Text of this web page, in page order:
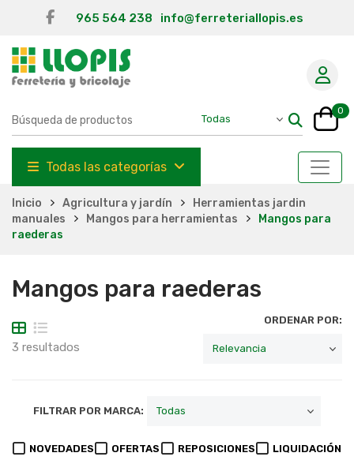
965 564 238 info@ferreteriallopis.es
0
Todas las categorías
Inicio Agricultura y jardín
Herramientas jardin
manuales
Mangos para herramientas
Mangos para
raederas
Mangos para raederas
3 resultados
ORDENAR POR:
FILTRAR POR MARCA:
NOVEDADES OFERTAS REPOSICIONES LIQUIDACIÓN